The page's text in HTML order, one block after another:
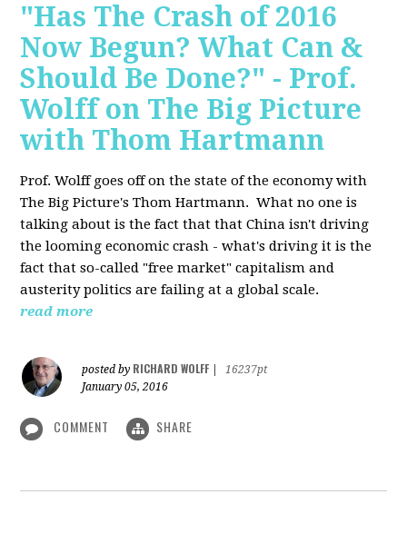
"Has The Crash of 2016
Now Begun? What Can &
Should Be Done?" - Prof.
Wolff on The Big Picture
with Thom Hartmann
Prof. Wolff goes off on the state of the economy with
The Big Picture's Thom Hartmann. What no one is
talking about is the fact that that China isn't driving
the looming economic crash - what's driving it is the
fact that so-called "free market" capitalism and
austerity politics are failing at a global scale.
read more
posted by RICHARD WOLFF
16237pt
January 05, 2016
COMMENT SHARE